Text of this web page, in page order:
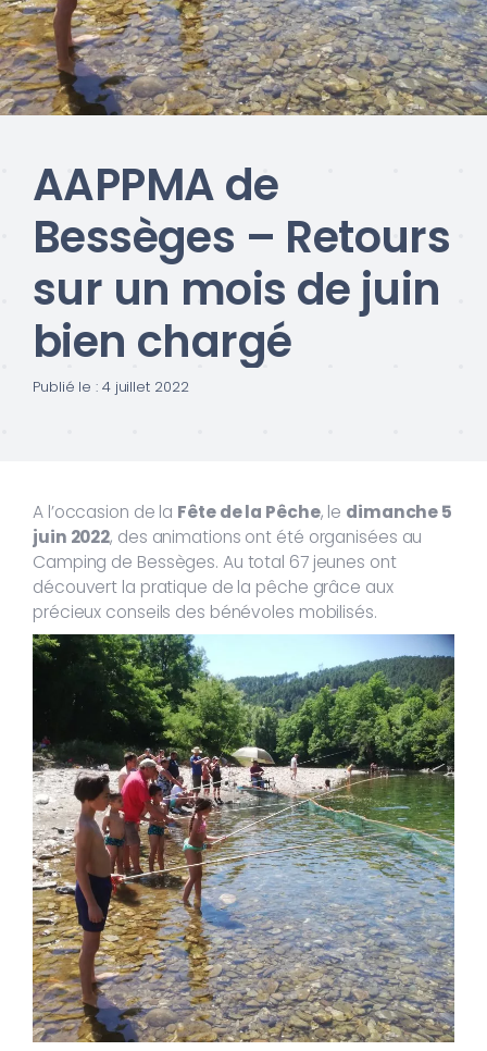
AAPPMA de
Bessèges – Retours
sur un mois de juin
bien chargé
Publié le : 4 juillet 2022
A l’occasion de la Fête de la Pêche, le dimanche 5
juin 2022, des animations ont été organisées au
Camping de Bessèges. Au total 67 jeunes ont
découvert la pratique de la pêche grâce aux
précieux conseils des bénévoles mobilisés.